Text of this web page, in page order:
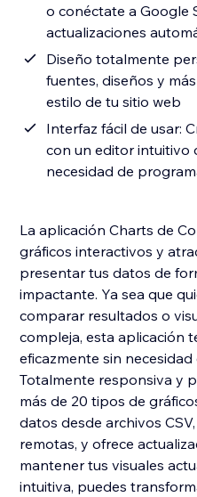
o conéctate a Google
actualizaciones
Diseño totalmente
fuentes, diseños y
estilo de tu sitio web
Interfaz fácil de usar:
con un editor intuitivo
necesidad de
La aplicación Charts de
gráficos interactivos y
presentar tus datos de
impactante. Ya sea que
comparar resultados o
compleja, esta aplicación
eficazmente sin
Totalmente responsiva y
más de 20 tipos de
datos desde archivos
remotas, y ofrece
mantener tus visuales
intuitiva, puedes